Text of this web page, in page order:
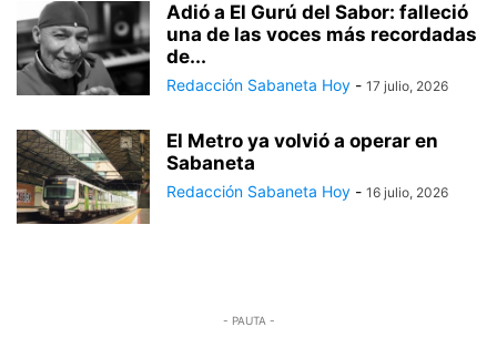
Adió a El Gurú del Sabor: falleció
una de las voces más recordadas
de...
Redacción Sabaneta Hoy - 17 julio, 2026
El Metro ya volvió a operar en
Sabaneta
Redacción Sabaneta Hoy - 16 julio, 2026
- PAUTA -